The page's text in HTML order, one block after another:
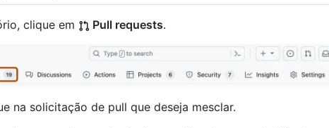
clique em Pull requests.
na solicitação de pull que deseja mesclar.